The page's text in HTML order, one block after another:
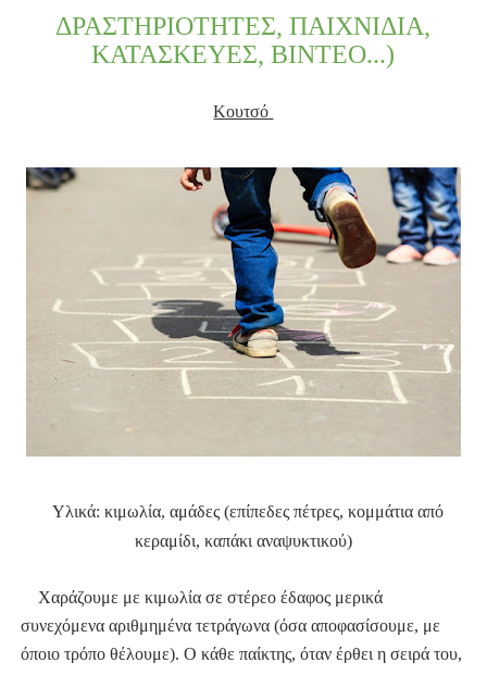
ΔΡΑΣΤΗΡΙΟΤΗΤΕΣ, ΠΑΙΧΝΙΔΙΑ,
ΚΑΤΑΣΚΕΥΕΣ, ΒΙΝΤΕΟ...)
Κουτσό
Υλικά: κιμωλία, αμάδες (επίπεδες πέτρες, κομμάτια από
κεραμίδι, καπάκι αναψυκτικού)
Χαράζουμε με κιμωλία σε στέρεο έδαφος μερικά
συνεχόμενα αριθμημένα τετράγωνα (όσα αποφασίσουμε, με
όποιο τρόπο θέλουμε). Ο κάθε παίκτης, όταν έρθει η σειρά του,